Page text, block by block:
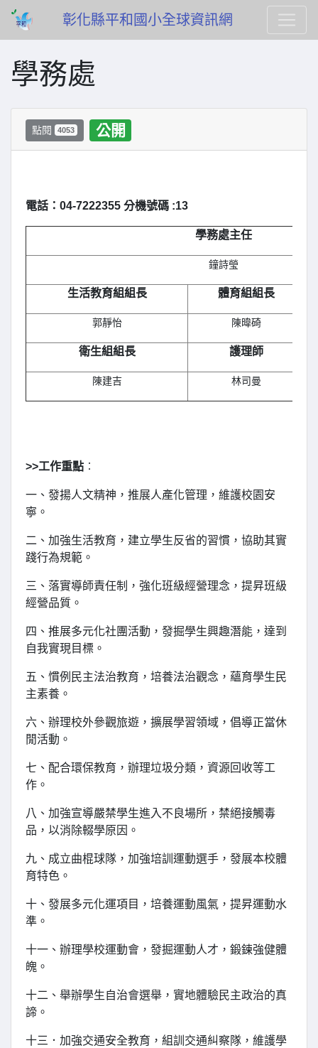
彰化縣平和國小全球資訊網
學務處
點閱 4053 公開
電話：04-7222355 分機號碼 :13
學務處主任
鐘詩瑩
生活教育組組長 體育組組長
郭靜怡 陳暐碕
衛生組組長 護理師
陳建吉 林司曼
>>工作重點 ︰
一、發揚人文精神，推展人產化管理，維護校園安
寧。
二、加強生活教育，建立學生反省的習慣，協助其實
踐行為規範。
三、落實導師責任制，強化班級經營理念，提昇班級
經營品質。
四、推展多元化社團活動，發掘學生興趣潛能，達到
自我實現目標。
五、慣例民主法治教育，培養法治觀念，蘊育學生民
主素養。
六、辦理校外參觀旅遊，擴展學習領域，倡導正當休
閒活動。
七、配合環保教育，辦理垃圾分類，資源回收等工
作。
八、加強宣導嚴禁學生進入不良場所，禁絕接觸毒
品，以消除輟學原因。
九、成立曲棍球隊，加強培訓運動選手，發展本校體
育特色。
十、發展多元化運項目，培養運動風氣，提昇運動水
準。
十一、辦理學校運動會，發掘運動人才，鍛鍊強健體
魄。
十二、舉辦學生自治會選舉，實地體驗民主政治的真
諦。
十三．加強交通安全教育，組訓交通糾察隊，維護學